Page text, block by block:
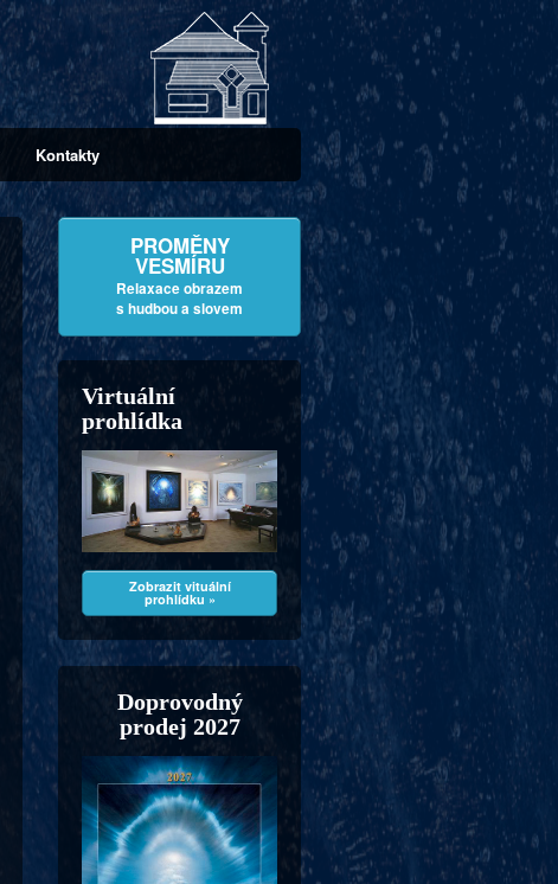
Kontakty
PROMĚNY
VESMÍRU
Relaxace obrazem
s hudbou a slovem
Virtuální
prohlídka
Zobrazit vituální
prohlídku »
Doprovodný
prodej 2027